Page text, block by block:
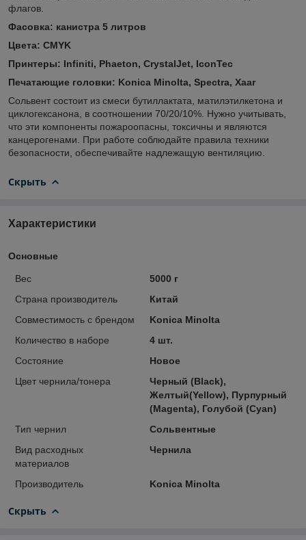
флагов.
Фасовка: канистра 5 литров
Цвета: CMYK
Принтеры: Infiniti, Phaeton, CrystalJet, IconTec
Печатающие головки: Konica Minolta, Spectra, Xaar
Сольвент состоит из смеси бутиллактата, матилэтилкетона и
циклогексанона, в соотношении 70/20/10%. Нужно учитывать,
что эти компоненты пожароопасны, токсичны и являются
канцерогенами. При работе соблюдайте правила техники
безопасности, обеспечивайте надлежащую вентиляцию.
Скрыть
Характеристики
Основные
Вес
5000 г
Страна производитель
Китай
Совместимость с брендом
Konica Minolta
Количество в наборе
4 шт.
Состояние
Новое
Цвет чернила/тонера
Черный (Black),
Желтый(Yellow), Пурпурный
(Magenta), Голубой (Cyan)
Тип чернил
Сольвентные
Вид расходных
материалов
Чернила
Производитель Konica Minolta
Скрыть